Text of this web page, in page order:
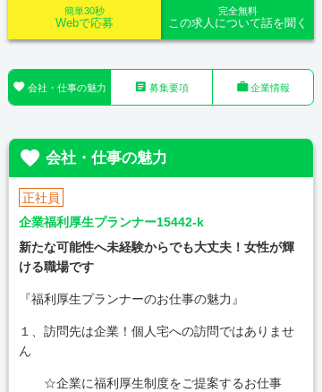
完全無料
この求人について話を聞く
簡単30秒
Webで応募
 会社・仕事の魅力  募集要項 企業情報
 会社・仕事の魅力
正社員
企業福利厚生プランナー15442-k
新たな可能性へ未経験からでも大丈夫！女性が輝
ける職場です
『福利厚生プランナーのお仕事の魅力』
１、訪問先は企業！個人宅への訪問ではありませ
ん
☆企業に福利厚生制度をご提案するお仕事